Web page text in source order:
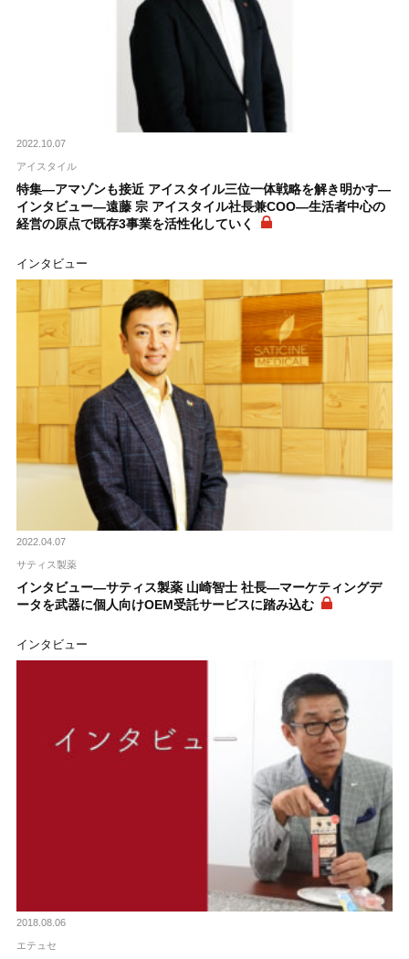
2022.10.07
アイスタイル
特集―アマゾンも接近 アイスタイル三位一体戦略を解き明かす―
インタビュー―遠藤 宗 アイスタイル社長兼COO―生活者中心の
経営の原点で既存3事業を活性化していく
インタビュー
2022.04.07
サティス製薬
インタビュー―サティス製薬 山崎智士 社長―マーケティングデ
ータを武器に個人向けOEM受託サービスに踏み込む
インタビュー
2018.08.06
エテュセ